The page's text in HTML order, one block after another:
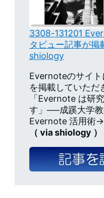
3308-131201
タビュー記事が掲
shiology
Evernoteのサイ
を掲載していただ
「Evernote は研
す」──成蹊大学
Evernote 活用術
（ via shiology ）